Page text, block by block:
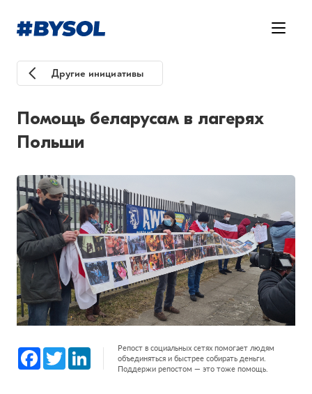
Другие инициативы
Помощь беларусам в лагерях
Польши
Facebook
Twitter LinkedInРепост в социальных сетях помогает людям
объединяться и быстрее собирать деньги.
Поддержи репостом — это тоже помощь.